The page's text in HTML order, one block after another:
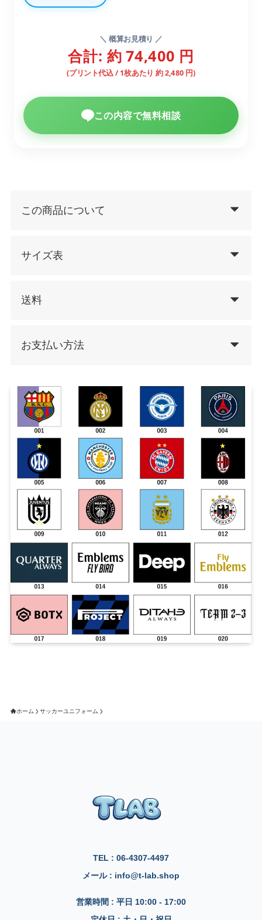
＼ 概算お見積り ／
合計: 約 74,400 円
(プリント代込 / 1枚あたり 約 2,480 円)
この内容で無料相談
この商品について
サイズ表
送料
お支払い方法
ホーム サッカーユニフォーム
TEL : 06-4307-4497
メール : info@t-lab.shop
営業時間 : 平日 10:00 - 17:00